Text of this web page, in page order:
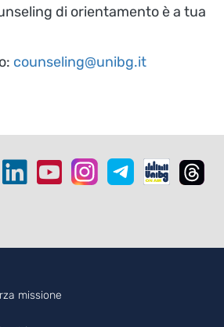
di orientamento è a tua
counseling@unibg.it
missione